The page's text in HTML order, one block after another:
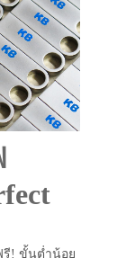
รี! ขั้นต่ำน้อย